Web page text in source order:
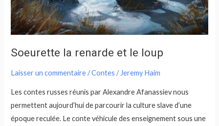
Soeurette la renarde et le loup
Laisser un commentaire /Contes / Jeremy Haim
Les contes russes réunis par Alexandre Afanassiev nous
permettent aujourd’hui de parcourir la culture slave d’une
époque reculée. Le conte véhicule des enseignement sous une